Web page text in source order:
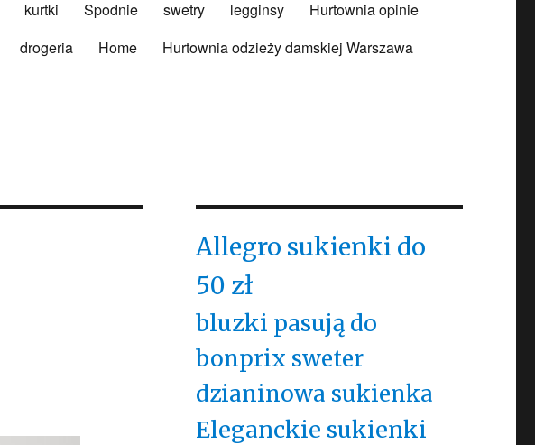
kurtki Spodnie swetry legginsy
Hurtownia opinie
drogeria Home
Hurtownia odzieży damskiej Warszawa
Allegro sukienki do
50 zł
bluzki pasują do
bonprix sweter
dzianinowa sukienka
Eleganckie sukienki